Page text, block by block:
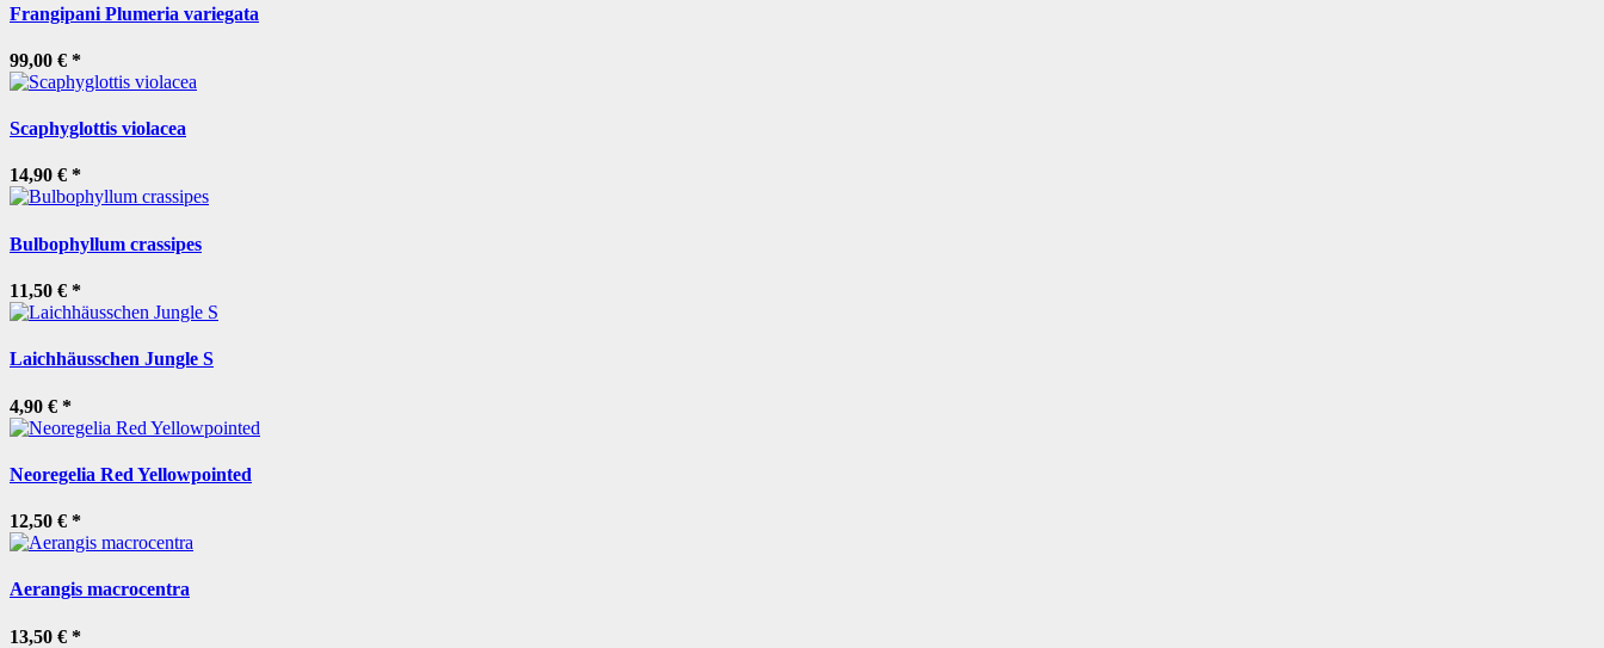
Frangipani Plumeria variegata
99,00 € *
Scaphyglottis violacea
14,90 € *
Bulbophyllum crassipes
11,50 € *
Laichhäusschen Jungle S
4,90 € *
Neoregelia Red Yellowpointed
12,50 € *
Aerangis macrocentra
13,50 € *